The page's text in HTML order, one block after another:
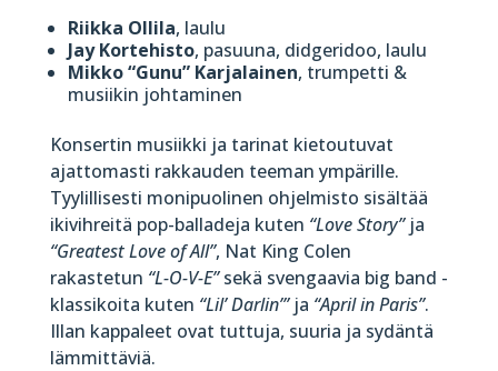
Riikka Ollila, laulu
Jay Kortehisto, pasuuna, didgeridoo, laulu
Mikko “Gunu” Karjalainen, trumpetti &
musiikin johtaminen
Konsertin musiikki ja tarinat kietoutuvat
ajattomasti rakkauden teeman ympärille.
Tyylillisesti monipuolinen ohjelmisto sisältää
ikivihreitä pop-balladeja kuten “Love Story”ja
“Greatest Love of All”, Nat King Colen
rakastetun “L-O-V-E”sekä svengaavia big band -
klassikoita kuten “Lil’ Darlin’”ja “April in Paris”.
Illan kappaleet ovat tuttuja, suuria ja sydäntä
lämmittäviä.